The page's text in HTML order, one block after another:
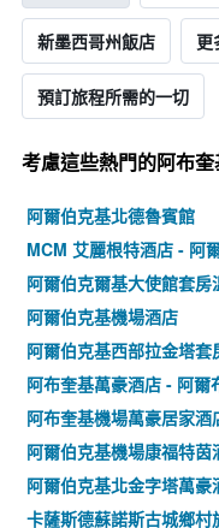
新墨西哥州飯店 更
預訂旅程所需的一切
考慮這些熱門的阿布
阿爾伯克基北德魯賓館
MCM 艾麗根特酒店 - 阿
阿爾伯克爾基大使館套
阿爾伯克基機場酒店
阿爾伯克基西部拉金塔套
阿布奎基萬豪酒店 - 阿爾
阿布奎基機場萬豪居家
阿爾伯克基機場康福特茵
阿爾伯克基北金字塔萬豪
卡薩斯德蘇諾斯古城鄉